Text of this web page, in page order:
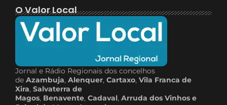
O Valor Local
Jornal e Rádio Regionais dos concelhos
de Azambuja, Alenquer, Cartaxo, Vila Franca de
Xira, Salvaterra de
Magos, Benavente, Cadaval, Arruda dos Vinhos e